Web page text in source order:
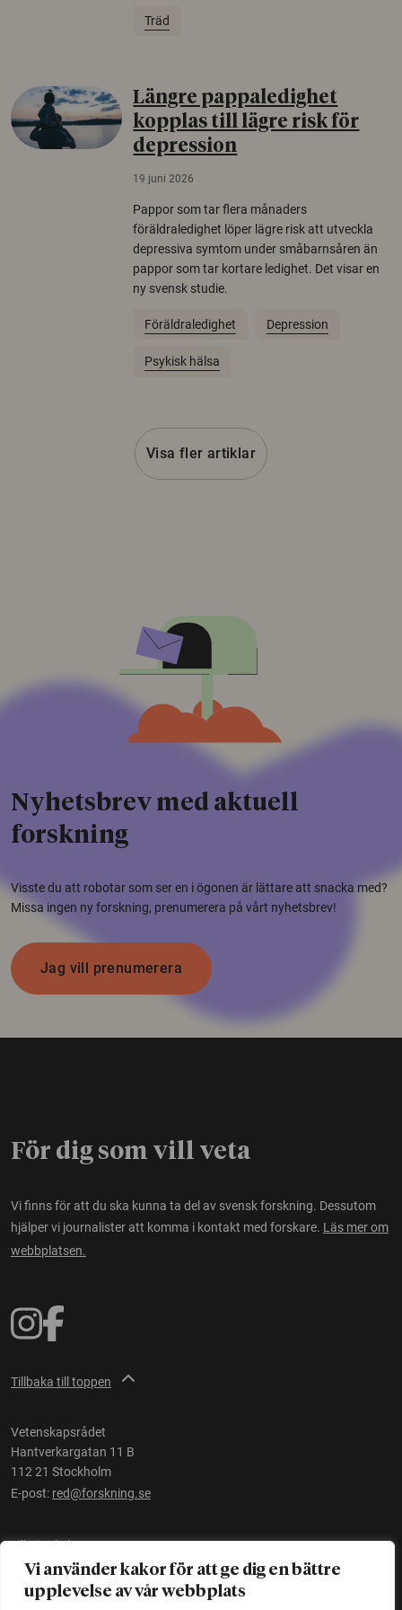
Vi använder kakor för att ge dig en bättre
upplevelse av vår webbplats
Träd
Längre pappaledighet
kopplas till lägre risk för
depression
19 juni 2026
Pappor som tar flera månaders
föräldraledighet löper lägre risk att utveckla
depressiva symtom under småbarnsåren än
pappor som tar kortare ledighet. Det visar en
ny svensk studie.
Föräldraledighet Depression
Psykisk hälsa
Visa fler artiklar
Nyhetsbrev med aktuell
forskning
Visste du att robotar som ser en i ögonen är lättare att snacka med?
Missa ingen ny forskning, prenumerera på vårt nyhetsbrev!
Jag vill prenumerera
För dig som vill veta
Vi finns för att du ska kunna ta del av svensk forskning. Dessutom
hjälper vi journalister att komma i kontakt med forskare. Läs mer om
webbplatsen.
Tillbaka till toppen
Vetenskapsrådet
Hantverkargatan 11 B
112 21 Stockholm
E-post: red@forskning.se
Tillgänglighet
Ett initiativ avVetenskapsrådet